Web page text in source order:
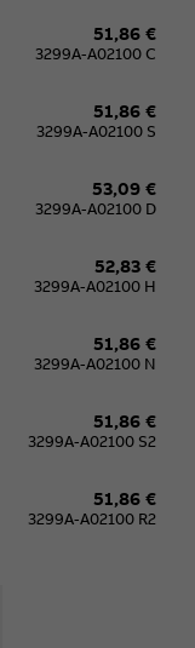
51,86 €
3299A-A02100 C
51,86 €
3299A-A02100 S
53,09 €
3299A-A02100 D
52,83 €
3299A-A02100 H
51,86 €
3299A-A02100 N
51,86 €
3299A-A02100 S2
51,86 €
3299A-A02100 R2